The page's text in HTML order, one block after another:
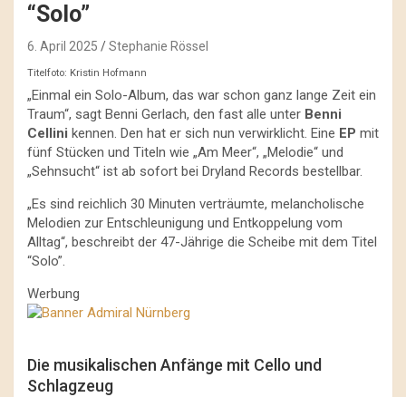
“Solo”
6. April 2025 Stephanie Rössel
Titelfoto: Kristin Hofmann
„Einmal ein Solo-Album, das war schon ganz lange Zeit ein
Traum“, sagt Benni Gerlach, den fast alle unter Benni
Cellini kennen. Den hat er sich nun verwirklicht. Eine EP mit
fünf Stücken und Titeln wie „Am Meer“, „Melodie“ und
„Sehnsucht“ ist ab sofort bei Dryland Records bestellbar.
„Es sind reichlich 30 Minuten verträumte, melancholische
Melodien zur Entschleunigung und Entkoppelung vom
Alltag“, beschreibt der 47-Jährige die Scheibe mit dem Titel
“Solo”.
Werbung
Die musikalischen Anfänge mit Cello und
Schlagzeug